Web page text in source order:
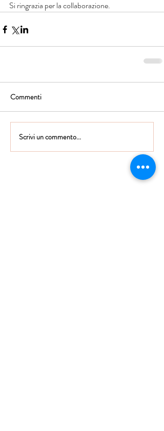
Si ringrazia per la collaborazione.
Commenti
Scrivi un commento...